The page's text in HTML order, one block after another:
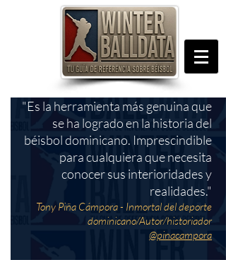
"Es la herramienta más genuina que
se ha logrado en la historia del
béisbol dominicano. Imprescindible
para cualquiera que necesita
conocer sus interioridades y
realidades."
Tony Piña Cámpora - Inmortal del deporte
dominicano/Autor/historiador
@pinacampora